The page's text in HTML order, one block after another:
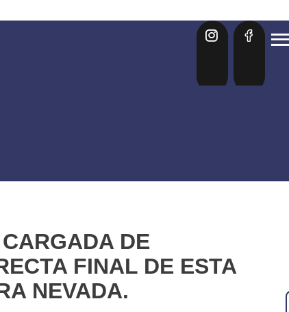
DE
FINAL DE ESTA
NEVADA.